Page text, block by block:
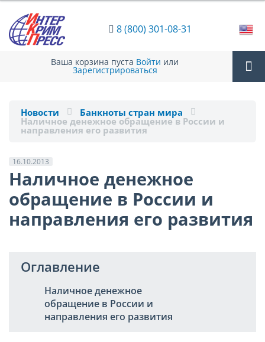
8 (800) 301-08-31
Ваша корзина пуста Войти или
Зарегистрироваться
Новости Банкноты стран мира
Наличное денежное обращение в России и
направления его развития
16.10.2013
Наличное денежное
обращение в России и
направления его развития
Оглавление
Наличное денежное
обращение в России и
направления его развития